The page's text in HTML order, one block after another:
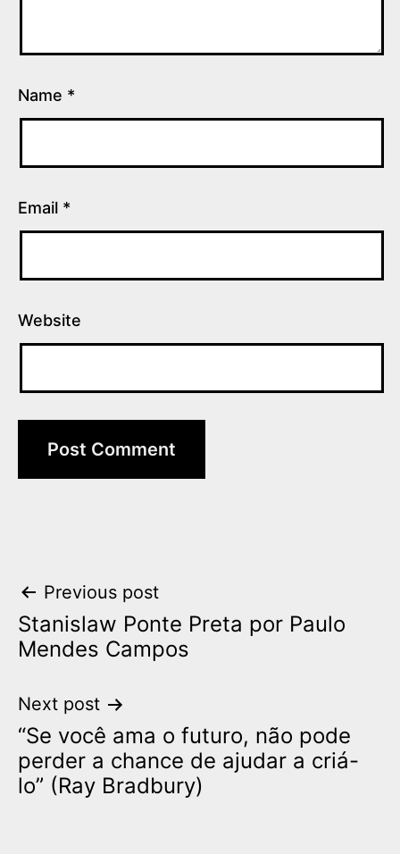
Name *
Email *
Website
Post
navigation
Previous post
Stanislaw Ponte Preta por Paulo
Mendes Campos
Next post
“Se você ama o futuro, não pode
perder a chance de ajudar a criá-
lo” (Ray Bradbury)